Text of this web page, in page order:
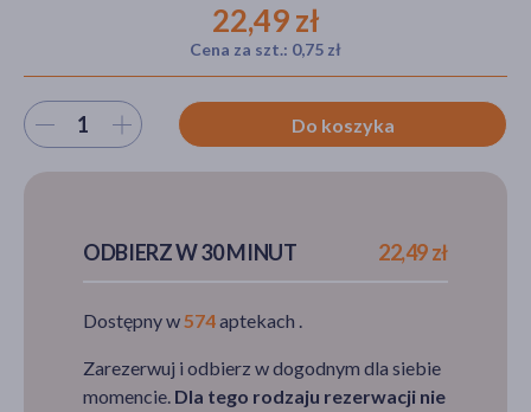
Hit
22,49 zł
Cena za szt.: 0,75 zł
Wybierz ilość Do koszyka
ODBIERZ W 30 MINUT 22,49 zł
Dostępny w574aptekach .
Zarezerwuj i odbierz w dogodnym dla siebie
momencie. Dla tego rodzaju rezerwacji nie